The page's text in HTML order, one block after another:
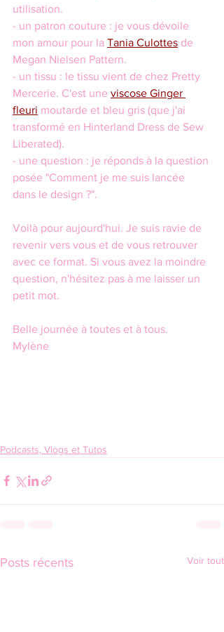
utilisation.
- un patron couture : je vous dévoile
mon amour pour la Tania Culottes de
Megan Nielsen Pattern.
- un tissu : le tissu vient de chez Pretty
Mercerie. C'est une viscose Ginger
fleuri moutarde et bleu gris (que j'ai
transformé en Hinterland Dress de Sew
Liberated).
- une question : je réponds à la question
posée "Comment je me suis lancée
dans le design ?".
Voilà pour aujourd'hui. Je suis ravie de
revenir vers vous et de vous retrouver
avec ce format. Si vous avez la moindre
question, n'hésitez pas à me laisser un
petit mot.
Belle journée à toutes et à tous.
Mylène
Podcasts, Vlogs et Tutos
Posts récents Voir tout